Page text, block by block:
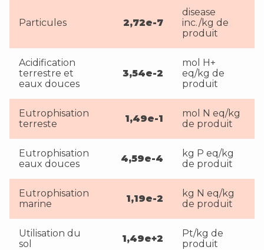
Particules 2,72e-7
disease
inc./kg de
produit
Acidification
terrestre et
eaux douces
3,54e-2
mol H+
eq/kg de
produit
Eutrophisation
terreste
1,49e-1
mol N eq/kg
de produit
Eutrophisation
eaux douces
4,59e-4
kg P eq/kg
de produit
Eutrophisation
marine
1,19e-2
kg N eq/kg
de produit
Utilisation du
sol
1,49e+2
Pt/kg de
produit